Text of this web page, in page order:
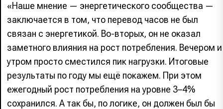
«Наше мнение — энергетического сообщества —
заключается в том, что перевод часов не был
связан с энергетикой. Во-вторых, он не оказал
заметного влияния на рост потребления. Вечером и
утром просто сместился пик нагрузки. Итоговые
результаты по году мы ещё покажем. При этом
ежегодный рост потребления на уровне 3–4%
сохранился. А так бы, по логике, он должен был бы